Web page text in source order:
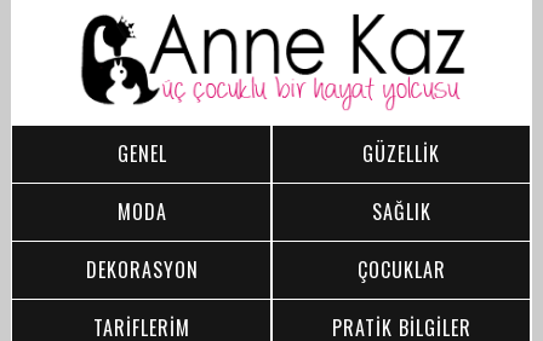
GENEL
GÜZELLİK
MODA
SAĞLIK
DEKORASYON
ÇOCUKLAR
TARİFLERİM
PRATİK BİLGİLER